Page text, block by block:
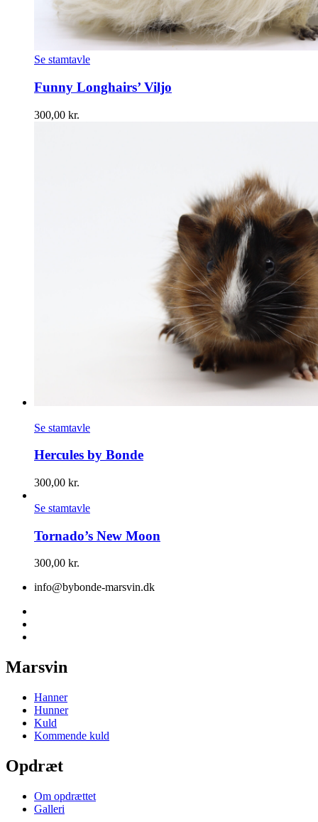
Se stamtavle
Funny Longhairs’ Viljo
300,00 kr.
Se stamtavle
Hercules by Bonde
300,00 kr.
Se stamtavle
Tornado’s New Moon
300,00 kr.
info@bybonde-marsvin.dk
Marsvin
Hanner
Hunner
Kuld
Kommende kuld
Opdræt
Om opdrættet
Galleri